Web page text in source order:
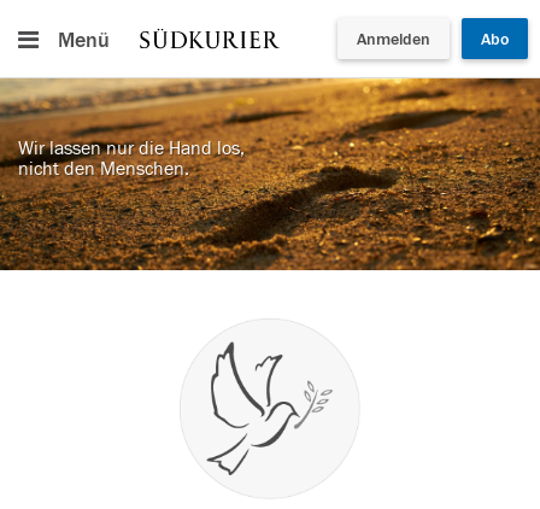
Menü Anmelden Abo
Wir lassen nur die Hand los,
nicht den Menschen.